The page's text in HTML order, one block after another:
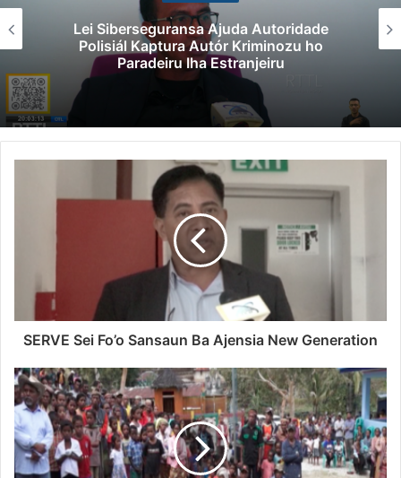
Lei Siberseguransa Ajuda Autoridade
Polisiál Kaptura Autór Kriminozu ho
Paradeiru Iha Estranjeiru
SERVE Sei Fo’o Sansaun Ba Ajensia New Generation